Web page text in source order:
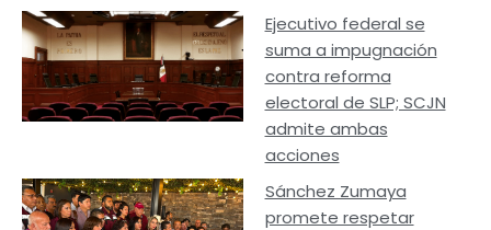
Ejecutivo federal se
suma a impugnación
contra reforma
electoral de SLP; SCJN
admite ambas
acciones
Sánchez Zumaya
promete respetar